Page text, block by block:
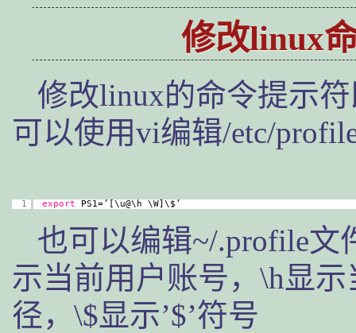
修改linux
修改linux的命令提示
可以使用vi编辑/etc/
1 export PS1=’[\u@\h \W]\$’
也可以编辑~/.profile文
示当前用户账号，\h显
径，\$显示’$’符号